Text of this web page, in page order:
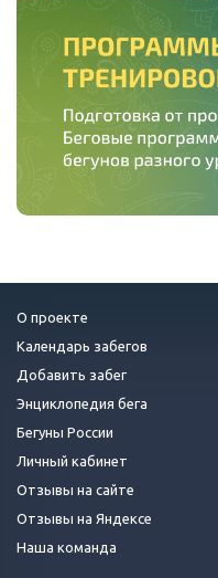
О проекте
Календарь забегов
Добавить забег
Энциклопедия бега
Бегуны России
Личный кабинет
Отзывы на сайте
Отзывы на Яндексе
Наша команда